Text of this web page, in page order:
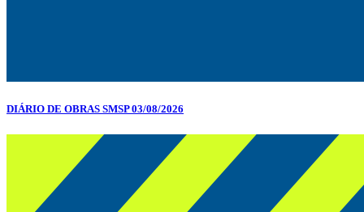
DIÁRIO DE OBRAS SMSP 03/08/2026